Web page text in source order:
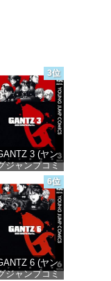
3位
3 (ヤン
ジャンプコミ
ックスDIGITAL)
価格：¥100
6位
6 (ヤン
ジャンプコミ